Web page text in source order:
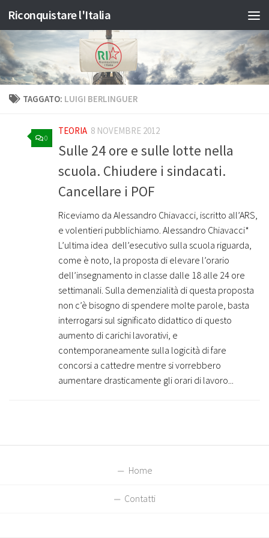
Salta al contenuto
Riconquistare l'Italia
TAGGATO: LUIGI BERLINGUER
0
TEORIA 8 NOVEMBRE 2012
Sulle 24 ore e sulle lotte nella
scuola. Chiudere i sindacati.
Cancellare i POF
Riceviamo da Alessandro Chiavacci, iscritto all’ARS,
e volentieri pubblichiamo. Alessandro Chiavacci*
L’ultima idea dell’esecutivo sulla scuola riguarda,
come è noto, la proposta di elevare l’orario
dell’insegnamento in classe dalle 18 alle 24 ore
settimanali. Sulla demenzialità di questa proposta
non c’è bisogno di spendere molte parole, basta
interrogarsi sul significato didattico di questo
aumento di carichi lavorativi, e
contemporaneamente sulla logicità di fare
concorsi a cattedre mentre si vorrebbero
aumentare drasticamente gli orari di lavoro...
Home
Contatti